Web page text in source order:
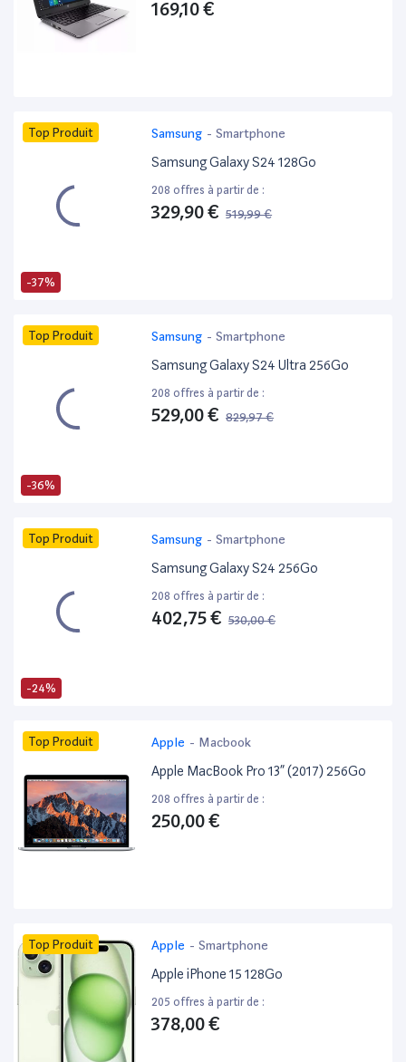
169,10 €
-37%
Top Produit Samsung - Smartphone
Samsung Galaxy S24 128Go
208 offres à partir de :
329,90 € 519,99 €
-36%
Top Produit Samsung - Smartphone
Samsung Galaxy S24 Ultra 256Go
208 offres à partir de :
529,00 € 829,97 €
-24%
Top Produit Samsung - Smartphone
Samsung Galaxy S24 256Go
208 offres à partir de :
402,75 € 530,00 €
Top Produit Apple - Macbook
Apple MacBook Pro 13” (2017) 256Go
208 offres à partir de :
250,00 €
Top Produit Apple - Smartphone
Apple iPhone 15 128Go
205 offres à partir de :
378,00 €